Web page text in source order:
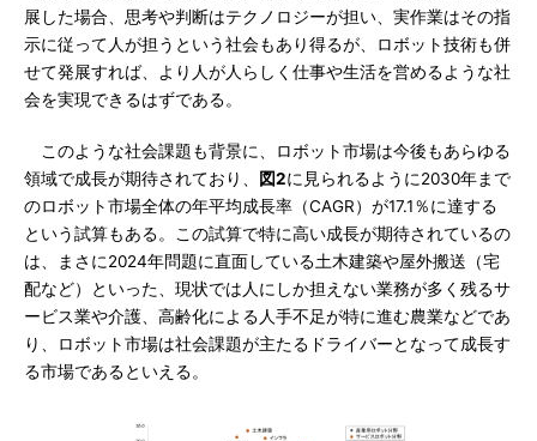
展した場合、思考や判断はテクノロジーが担い、実作業はその指
示に従って人が担うという社会もあり得るが、ロボット技術も併
せて発展すれば、より人が人らしく仕事や生活を営めるような社
会を実現できるはずである。
このような社会課題も背景に、ロボット市場は今後もあらゆる
領域で成長が期待されており、
図2に見られるように2030年まで
のロボット市場全体の年平均成長率（CAGR）が17.1％に達する
という試算もある。この試算で特に高い成長が期待されているの
は、まさに2024年問題に直面している土木建築や屋外搬送（宅
配など）といった、現状では人にしか担えない業務が多く残るサ
ービス業や介護、高齢化による人手不足が特に進む農業などであ
り、ロボット市場は社会課題が主たるドライバーとなって成長す
る市場であるといえる。